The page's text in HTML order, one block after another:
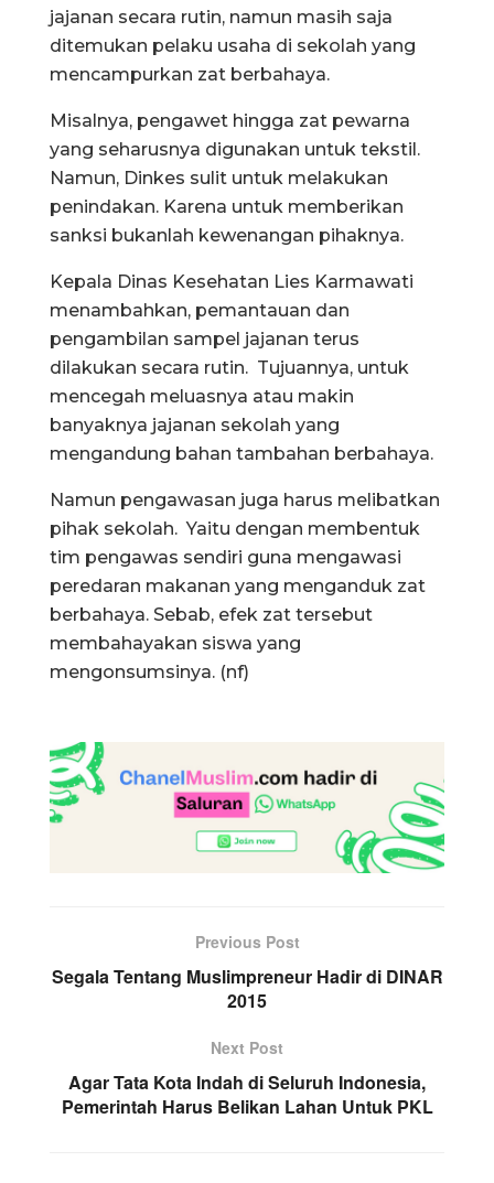
jajanan secara rutin, namun masih saja
ditemukan pelaku usaha di sekolah yang
mencampurkan zat berbahaya.
Misalnya, pengawet hingga zat pewarna
yang seharusnya digunakan untuk tekstil.
Namun, Dinkes sulit untuk melakukan
penindakan. Karena untuk memberikan
sanksi bukanlah kewenangan pihaknya.
Kepala Dinas Kesehatan Lies Karmawati
menambahkan, pemantauan dan
pengambilan sampel jajanan terus
dilakukan secara rutin. Tujuannya, untuk
mencegah meluasnya atau makin
banyaknya jajanan sekolah yang
mengandung bahan tambahan berbahaya.
Namun pengawasan juga harus melibatkan
pihak sekolah. Yaitu dengan membentuk
tim pengawas sendiri guna mengawasi
peredaran makanan yang menganduk zat
berbahaya. Sebab, efek zat tersebut
membahayakan siswa yang
mengonsumsinya. (nf)
Previous Post
Segala Tentang Muslimpreneur Hadir di DINAR
2015
Next Post
Agar Tata Kota Indah di Seluruh Indonesia,
Pemerintah Harus Belikan Lahan Untuk PKL